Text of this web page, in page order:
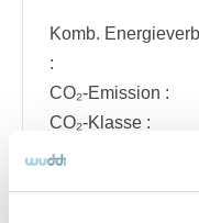
Komb.
:
CO₂-Emission :
CO₂-Klasse :